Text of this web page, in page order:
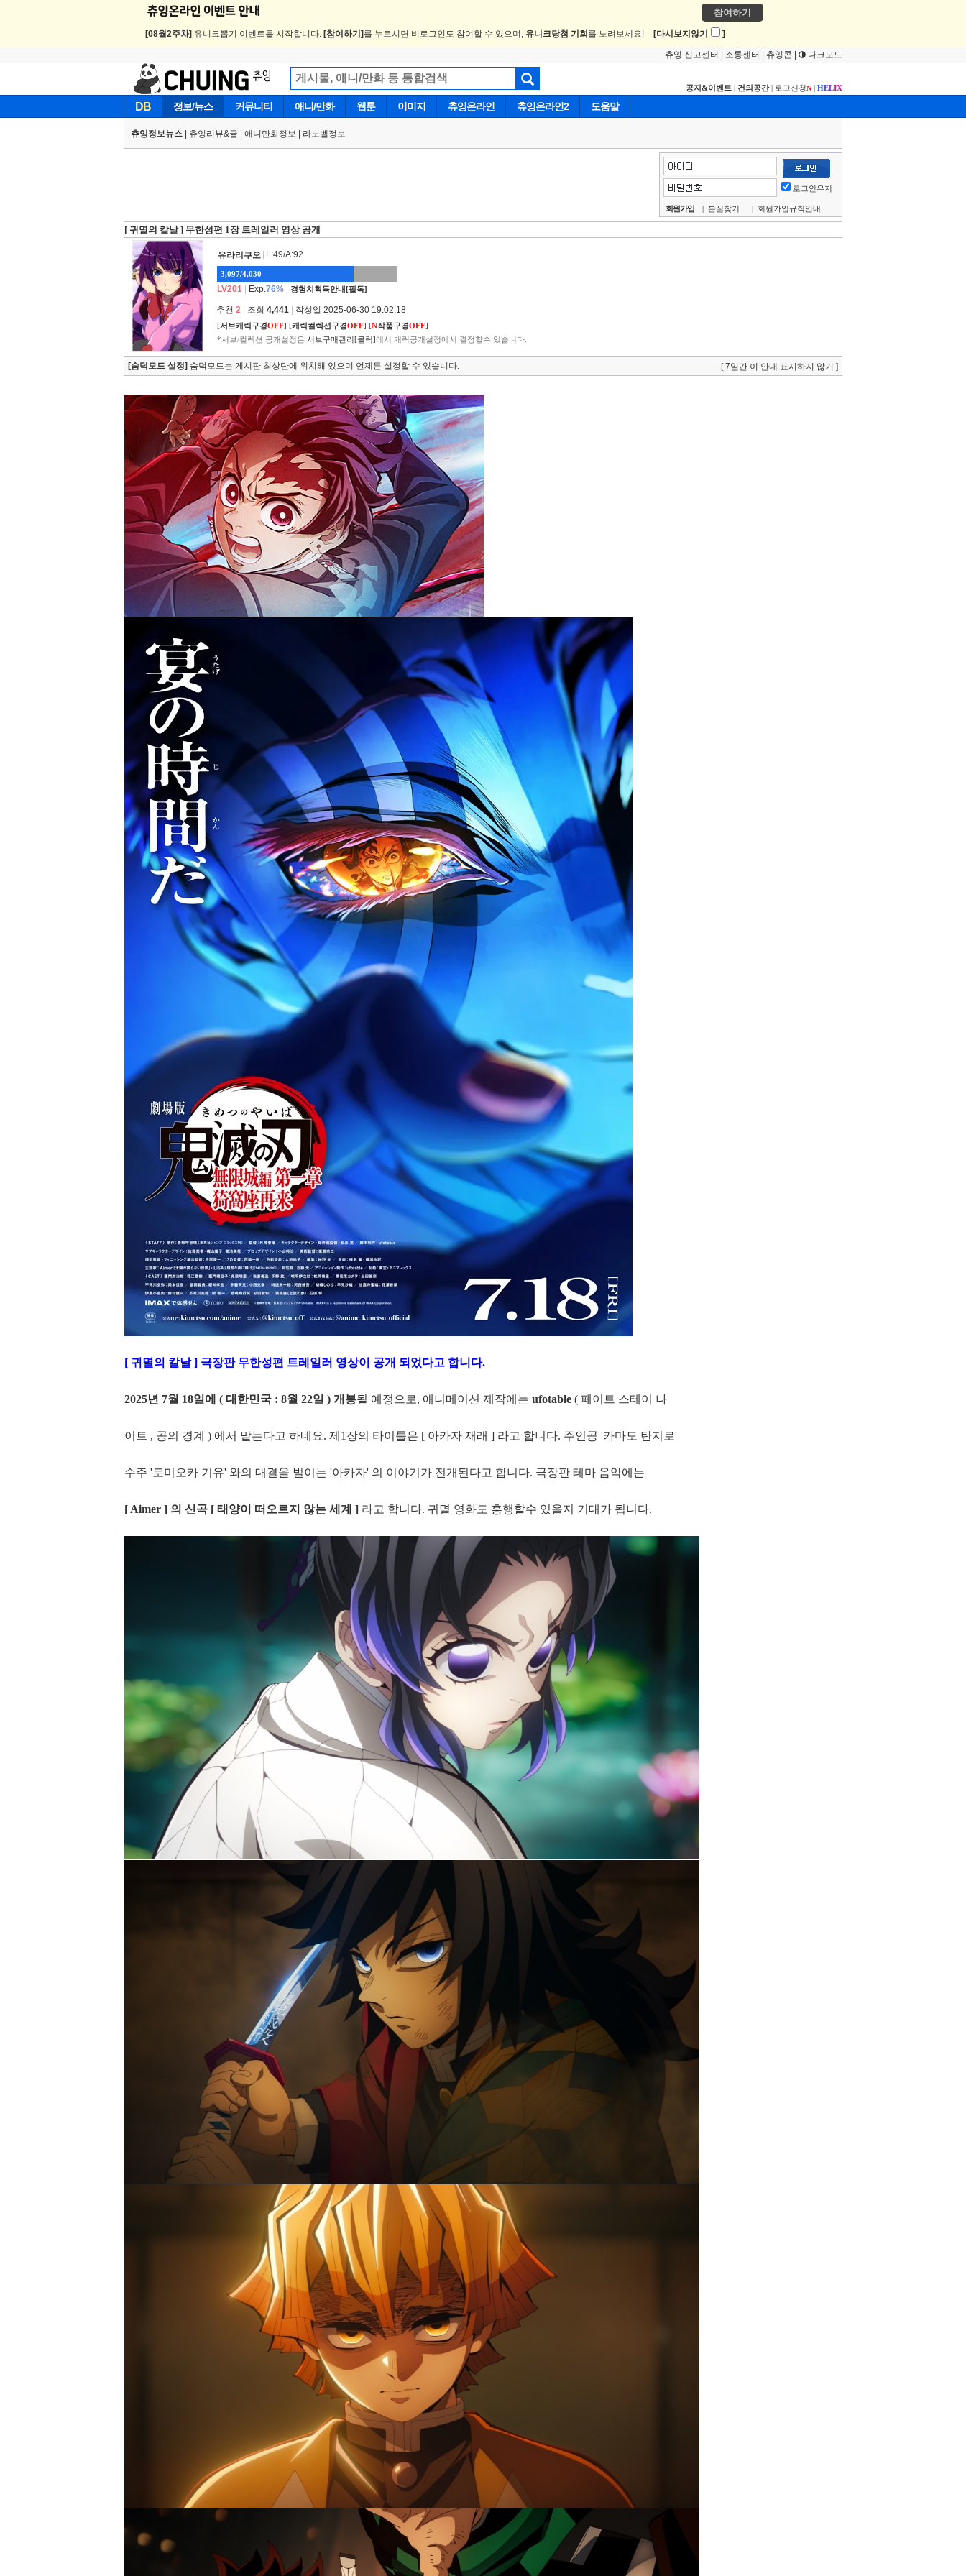
참여하기
[08월2주차] 유니크뽑기 이벤트를 시작합니다. [참여하기] 를 누르시면 비로그인도 참여할 수 있으며, 유니크당첨 기회 를 노려보세요! [다시보지않기 ]
츄잉 신고센터 소통센터 츄잉콘 다크모드
공지&이벤트 | 건의공간| 로고신청N | HELIX
DB 정보/뉴스 커뮤니티 애니/만화 웹툰 이미지 츄잉온라인 츄잉온라인2 도움말
츄잉정보뉴스 츄잉리뷰&글 애니만화정보 라노벨정보
로그인유지
회원가입 | 분실찾기 | 회원가입규칙안내
[ 귀멸의 칼날 ] 무한성편 1장 트레일러 영상 공개
유라리쿠오 L:49/A:92
3,097/4,030
LV201 Exp.76% 경험치획득안내[필독]
추천 2 조회 4,441 작성일 2025-06-30 19:02:18
[서브캐릭구경OFF] [캐릭컬렉션구경OFF] [N작품구경OFF]
*서브/컬렉션 공개설정은 서브구매관리[클릭]에서 캐릭공개설정에서 결정할수 있습니다.
[숨덕모드 설정] 숨덕모드는 게시판 최상단에 위치해 있으며 언제든 설정할 수 있습니다. [ 7일간 이 안내 표시하지 않기 ]
[ 귀멸의 칼날 ] 극장판 무한성편 트레일러 영상이 공개 되었다고 합니다.
2025년 7월 18일에 ( 대한민국 : 8월 22일 ) 개봉될 예정으로, 애니메이션 제작에는 ufotable ( 페이트 스테이 나
이트 , 공의 경계 ) 에서 맡는다고 하네요. 제1장의 타이틀은 [ 아카자 재래 ] 라고 합니다. 주인공 '카마도 탄지로'
수주 '토미오카 기유' 와의 대결을 벌이는 '아카자' 의 이야기가 전개된다고 합니다. 극장판 테마 음악에는
[ Aimer ] 의 신곡 [ 태양이 떠오르지 않는 세계 ] 라고 합니다. 귀멸 영화도 흥행할수 있을지 기대가 됩니다.